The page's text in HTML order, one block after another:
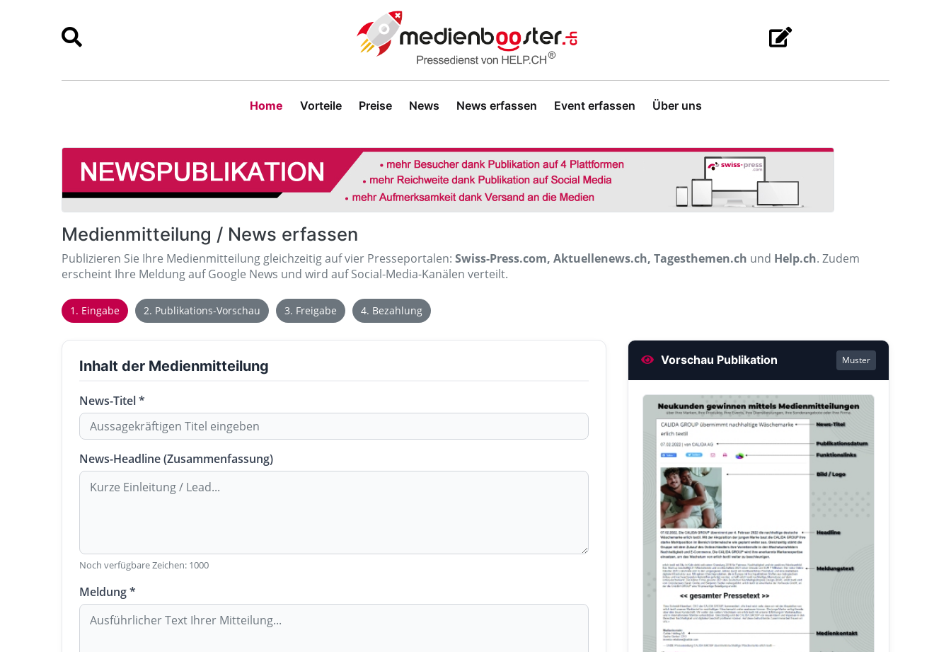
Home Vorteile Preise News News erfassen Event erfassen Über uns
Medienmitteilung / News erfassen
Publizieren Sie Ihre Medienmitteilung gleichzeitig auf vier Presseportalen: Swiss-Press.com, Aktuellenews.ch, Tagesthemen.ch und Help.ch. Zudem
erscheint Ihre Meldung auf Google News und wird auf Social-Media-Kanälen verteilt.
1. Eingabe 2. Publikations-Vorschau 3. Freigabe 4. Bezahlung
Inhalt der Medienmitteilung
News-Titel *
News-Headline (Zusammenfassung)
Noch verfügbare Zeichen: 1000
Meldung *
Vorschau Publikation Muster